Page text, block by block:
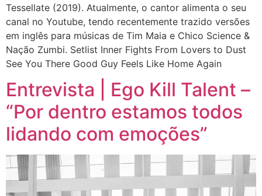
Tessellate (2019). Atualmente, o cantor alimenta o seu
canal no Youtube, tendo recentemente trazido versões
em inglês para músicas de Tim Maia e Chico Science &
Nação Zumbi. Setlist Inner Fights From Lovers to Dust
See You There Good Guy Feels Like Home Again
Entrevista | Ego Kill Talent –
“Por dentro estamos todos
lidando com emoções”